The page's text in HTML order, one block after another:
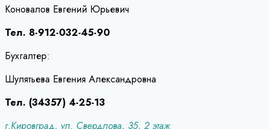
Коновалов Евгений Юрьевич
Тел. 8-912-032-45-90
Бухгалтер:
Шулятьева Евгения Александровна
Тел. (34357) 4-25-13
г.Кировград, ул. Свердлова, 35, 2 этаж